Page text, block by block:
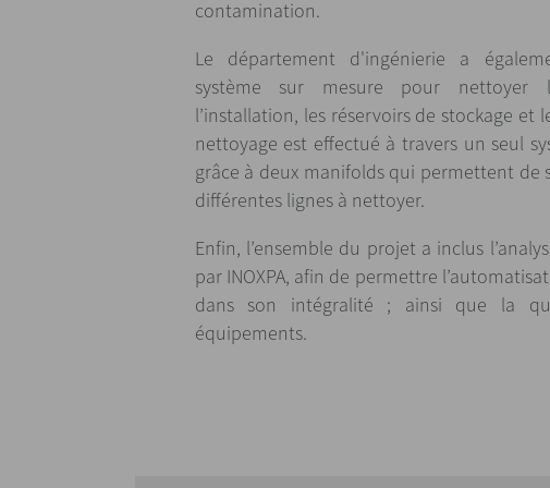
contamination.
Le département d'ingénierie a
système sur mesure pour nettoyer
l’installation, les réservoirs de stockage et
nettoyage est effectué à travers un seul
grâce à deux manifolds qui permettent de
différentes lignes à nettoyer.
Enfin, l’ensemble du projet a inclus
par INOXPA, afin de permettre
dans son intégralité ; ainsi que la
équipements.